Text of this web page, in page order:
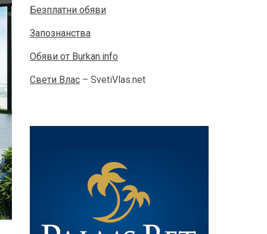
Безплатни обяви
Запознанства
Обяви от Burkan.info
Свети Влас – SvetiVlas.net